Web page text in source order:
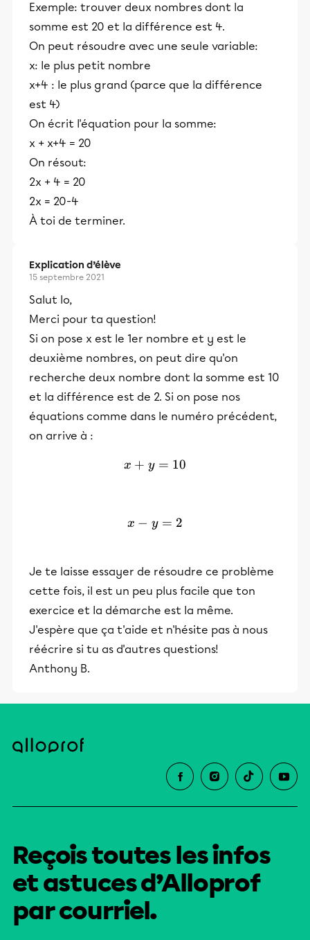
Exemple: trouver deux nombres dont la
somme est 20 et la différence est 4.
On peut résoudre avec une seule variable:
x: le plus petit nombre
x+4 : le plus grand (parce que la différence
est 4)
On écrit l'équation pour la somme:
x + x+4 = 20
On résout:
2x + 4 = 20
2x = 20-4
À toi de terminer.
Explication d’élève
15 septembre 2021
Salut lo,
Merci pour ta question!
Si on pose x est le 1er nombre et y est le
deuxième nombres, on peut dire qu'on
recherche deux nombre dont la somme est 10
et la différence est de 2. Si on pose nos
équations comme dans le numéro précédent,
on arrive à :
x+y = 10
x + y = 10
x-y=2
x − y = 2
Je te laisse essayer de résoudre ce problème
cette fois, il est un peu plus facile que ton
exercice et la démarche est la même.
J'espère que ça t'aide et n'hésite pas à nous
réécrire si tu as d'autres questions!
Anthony B.
Reçois toutes les infos
et astuces d’Alloprof
par courriel.